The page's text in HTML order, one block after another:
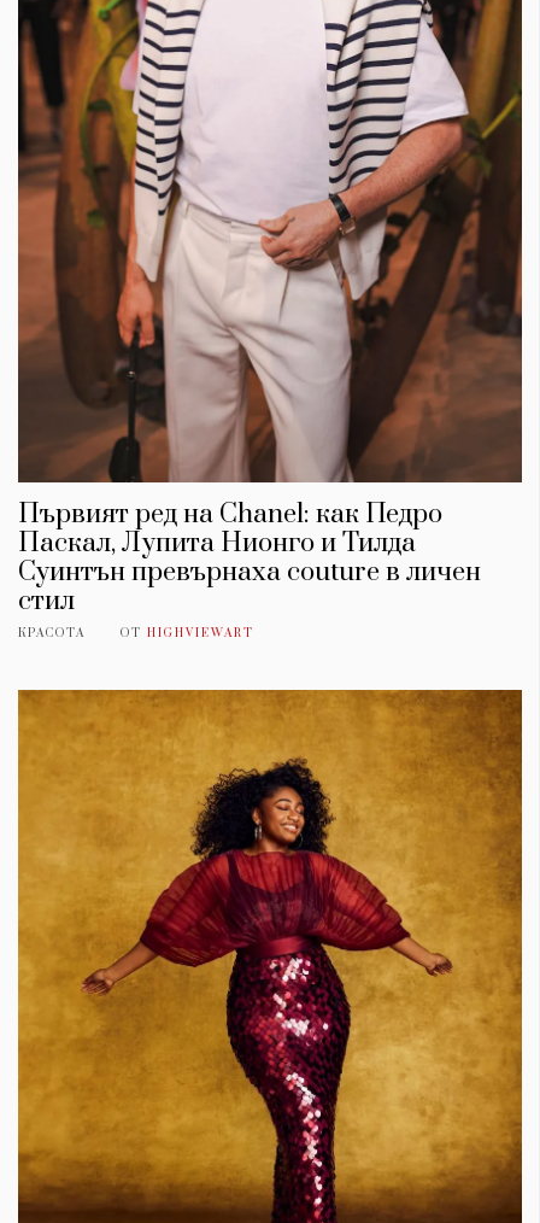
Първият ред на Chanel: как Педро
Паскал, Лупита Нионго и Тилда
Суинтън превърнаха couture в личен
стил
КРАСОТА ОТ HIGHVIEWART
КАТЕГОРИИ ЗА НАС